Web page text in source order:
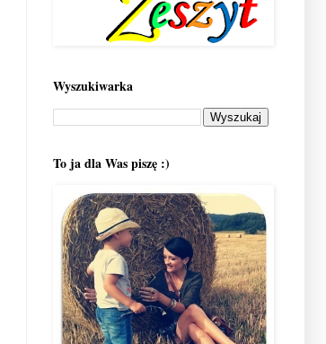
Wyszukiwarka
To ja dla Was piszę :)